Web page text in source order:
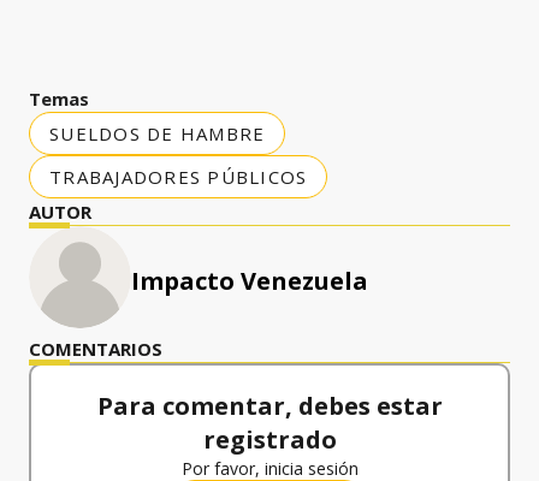
Temas
SUELDOS DE HAMBRE
TRABAJADORES PÚBLICOS
AUTOR
Impacto Venezuela
COMENTARIOS
Para comentar, debes estar
registrado
Por favor, inicia sesión